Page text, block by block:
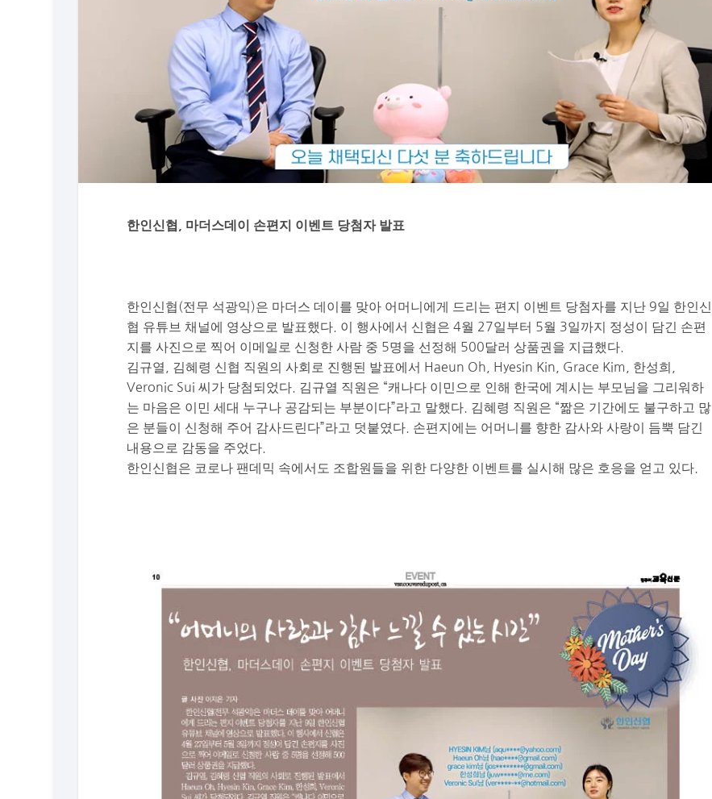
한인신협, 마더스데이 손편지 이벤트 당첨자 발표
한인신협(전무 석광익)은 마더스 데이를 맞아 어머니에게 드리는 편지 이벤트 당첨자를 지난 9일 한인신
협 유튜브 채널에 영상으로 발표했다. 이 행사에서 신협은 4월 27일부터 5월 3일까지 정성이 담긴 손편
지를 사진으로 찍어 이메일로 신청한 사람 중 5명을 선정해 500달러 상품권을 지급했다.
김규열, 김혜령 신협 직원의 사회로 진행된 발표에서 Haeun Oh, Hyesin Kin, Grace Kim, 한성희,
Veronic Sui 씨가 당첨되었다. 김규열 직원은 “캐나다 이민으로 인해 한국에 계시는 부모님을 그리워하
는 마음은 이민 세대 누구나 공감되는 부분이다”라고 말했다. 김혜령 직원은 “짦은 기간에도 불구하고 많
은 분들이 신청해 주어 감사드린다”라고 덧붙였다. 손편지에는 어머니를 향한 감사와 사랑이 듬뿍 담긴
내용으로 감동을 주었다.
한인신협은 코로나 팬데믹 속에서도 조합원들을 위한 다양한 이벤트를 실시해 많은 호응을 얻고 있다.